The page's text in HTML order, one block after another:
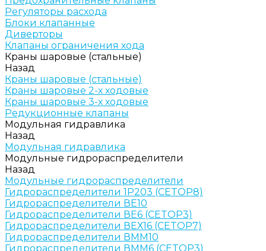
Регуляторы расхода
Блоки клапанные
Диверторы
Клапаны ограничения хода
Краны шаровые (стальные)
Назад
Краны шаровые (стальные)
Краны шаровые 2-х ходовые
Краны шаровые 3-х ходовые
Редукционные клапаны
Модульная гидравлика
Назад
Модульная гидравлика
Модульные гидрораспределители
Назад
Модульные гидрораспределители
Гидрораспределители 1Р203 (CETOP8)
Гидрораспределители ВЕ10
Гидрораспределители ВЕ6 (CETOP3)
Гидрораспределители ВЕХ16 (CETOP7)
Гидрораспределители ВММ10
Гидрораспределители ВММ6 (CETOP3)